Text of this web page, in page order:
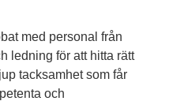
med personal från
ledning för att hitta rätt
tacksamhet som får
och